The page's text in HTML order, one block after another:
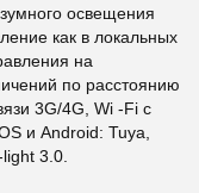
освещения
как в локальных
на
по расстоянию
3G/4G, Wi -Fi с
и Android: Tuya,
3.0.